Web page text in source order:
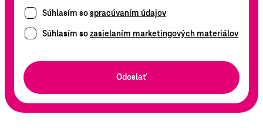
Súhlasím sospracúvaním údajov
Súhlasím sozasielaním marketingových materiálov
Odoslať